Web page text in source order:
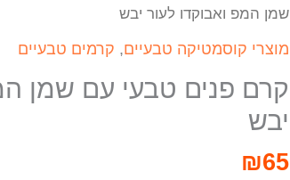
שמן המפ ואבוקדו לעור יבש
מוצרי קוסמטיקה טבעיים, קרמים טבעיים
קרם פנים טבעי עם שמן
יבש
₪65